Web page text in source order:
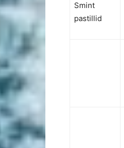
Smint
pastillid